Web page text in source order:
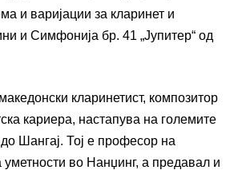
и варијации за кларинет и
и Симфонија бр. 41 „Јупитер“ од
кларинетист, композитор
кариера, настапува на големите
Шангај. Тој е професор на
уметности во Нанџинг, а предавал и